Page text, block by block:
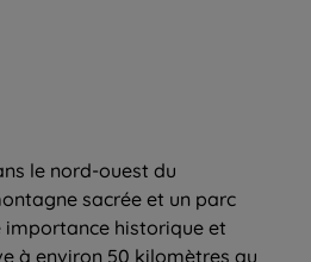
le nord-ouest du
sacrée et un parc
historique et
à environ 50 kilomètres au